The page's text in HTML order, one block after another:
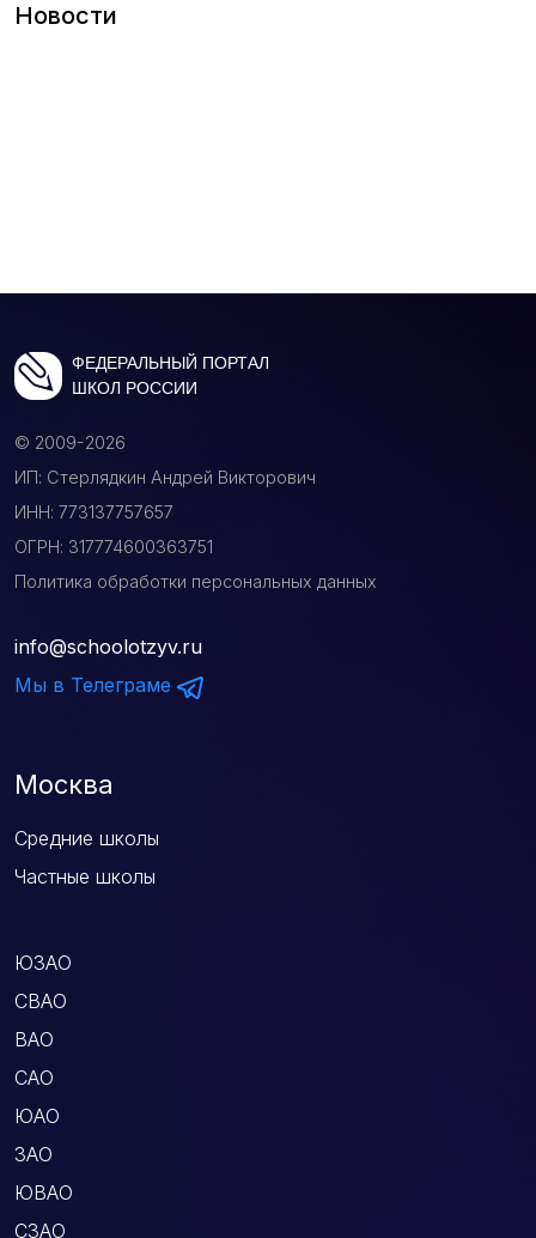
Новости
ФЕДЕРАЛЬНЫЙ ПОРТАЛ
ШКОЛ РОССИИ
© 2009-2026
ИП: Стерлядкин Андрей Викторович
ИНН: 773137757657
ОГРН: 317774600363751
Политика обработки персональных данных
info@schoolotzyv.ru
Мы в Телеграме
Москва
Средние школы
Частные школы
ЮЗАО
СВАО
ВАО
САО
ЮАО
ЗАО
ЮВАО
СЗАО